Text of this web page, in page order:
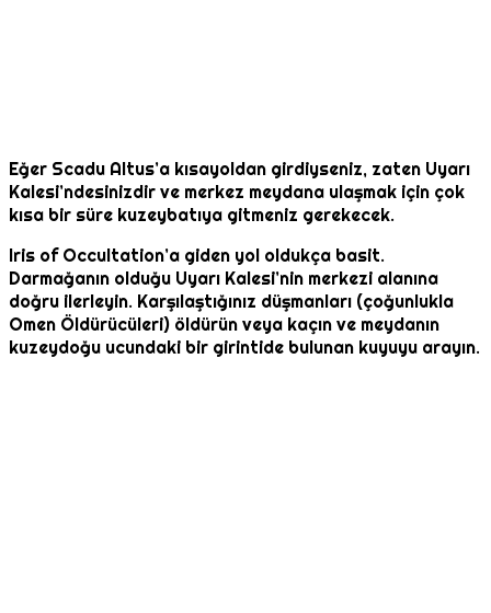
Eğer Scadu Altus’a kısayoldan girdiyseniz, zaten Uyarı
Kalesi’ndesinizdir ve merkez meydana ulaşmak için çok
kısa bir süre kuzeybatıya gitmeniz gerekecek.
Iris of Occultation’a giden yol oldukça basit.
Darmağanın olduğu Uyarı Kalesi’nin merkezi alanına
doğru ilerleyin. Karşılaştığınız düşmanları (çoğunlukla
Omen Öldürücüleri) öldürün veya kaçın ve meydanın
kuzeydoğu ucundaki bir girintide bulunan kuyuyu arayın.